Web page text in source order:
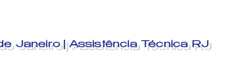
Janeiro | Assistência Técnica RJ